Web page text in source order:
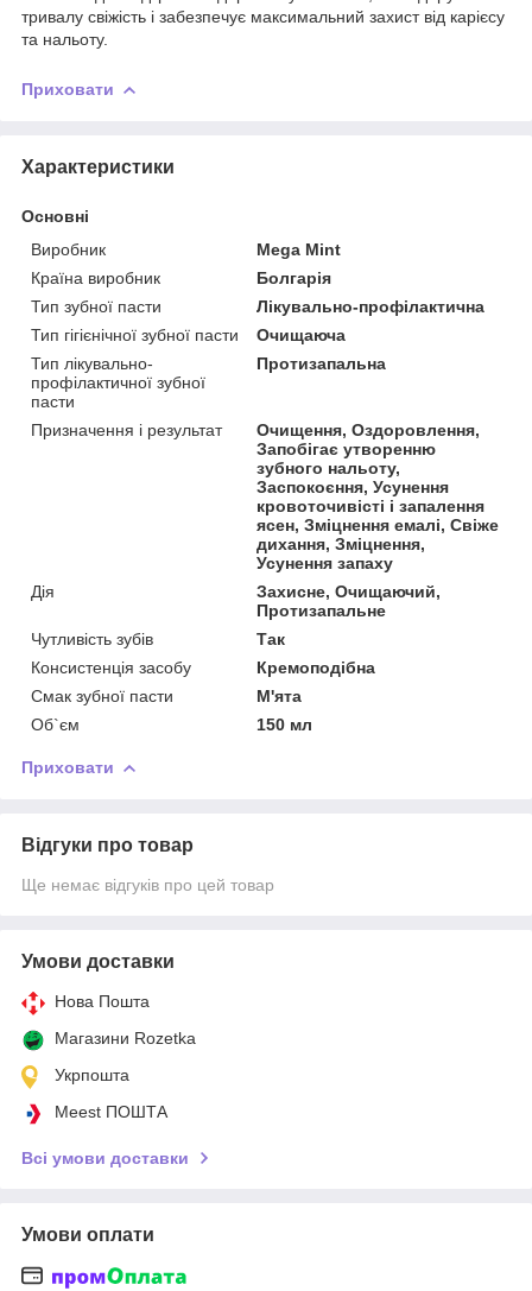
тривалу свіжість і забезпечує максимальний захист від карієсу
та нальоту.
Приховати
Характеристики
Основні
Виробник
Mega Mint
Країна виробник
Болгарія
Тип зубної пасти
Лікувально-профілактична
Тип гігієнічної зубної пасти
Очищаюча
Тип лікувально-
профілактичної зубної
пасти
Протизапальна
Призначення і результат
Очищення, Оздоровлення,
Запобігає утворенню
зубного нальоту,
Заспокоєння, Усунення
кровоточивісті і запалення
ясен, Зміцнення емалі, Свіже
дихання, Зміцнення,
Усунення запаху
Дія
Захисне, Очищаючий,
Протизапальне
Чутливість зубів
Так
Консистенція засобу
Кремоподібна
Смак зубної пасти
М'ята
Об`єм
150 мл
Приховати
Відгуки про товар
Ще немає відгуків про цей товар
Умови доставки
Нова Пошта
Магазини Rozetka
Укрпошта
Meest ПОШТА
Всі умови доставки
Умови оплати